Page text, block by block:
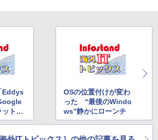
Eddys
ットフ
OSの位置付けが変わ
った “最後のWindo
ws”静かにローンチ